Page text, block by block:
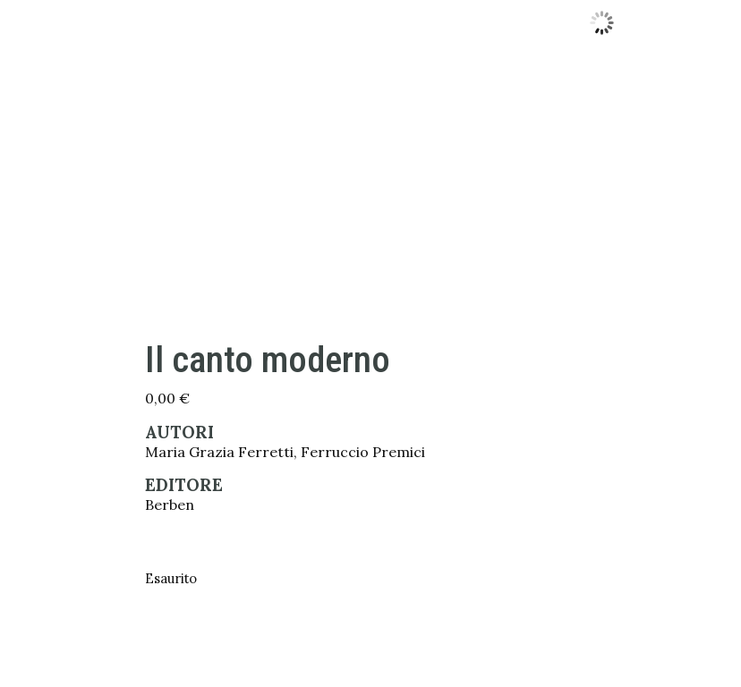
Il canto moderno
0,00 €
AUTORI
Maria Grazia Ferretti, Ferruccio Premici
EDITORE
Berben
Esaurito